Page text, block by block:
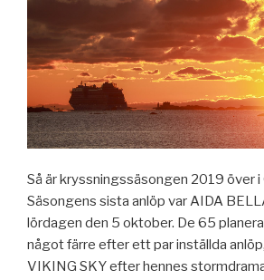
Så är kryssningssäsongen 2019 över
Säsongens sista anlöp var AIDA
lördagen den 5 oktober. De 65
något färre efter ett par inställda
VIKING SKY efter hennes